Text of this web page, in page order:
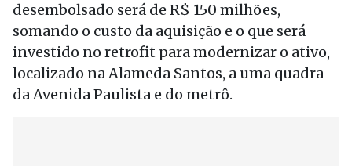
desembolsado será de R$ 150 milhões,
somando o custo da aquisição e o que será
investido no retrofit para modernizar o ativo,
localizado na Alameda Santos, a uma quadra
da Avenida Paulista e do metrô.